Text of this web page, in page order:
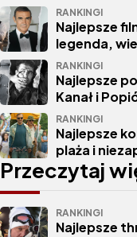
RANKINGI
Najlepsze
legenda,
RANKINGI
Najlepsze
Kanał i
RANKINGI
Najlepsze
plaża i
Przeczytaj
RANKINGI
Najlepsze